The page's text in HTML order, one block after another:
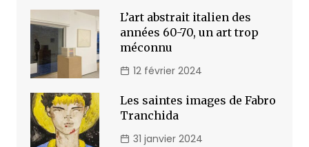
L’art abstrait italien des
années 60-70, un art trop
méconnu
12 février 2024
Les saintes images de Fabro
Tranchida
31 janvier 2024